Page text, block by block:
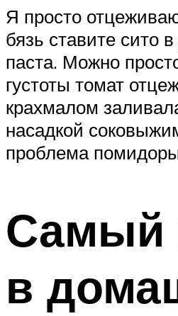
Я просто
бязь ставите сито
паста. Можно
густоты томат
крахмалом
насадкой
проблема
Самый
в